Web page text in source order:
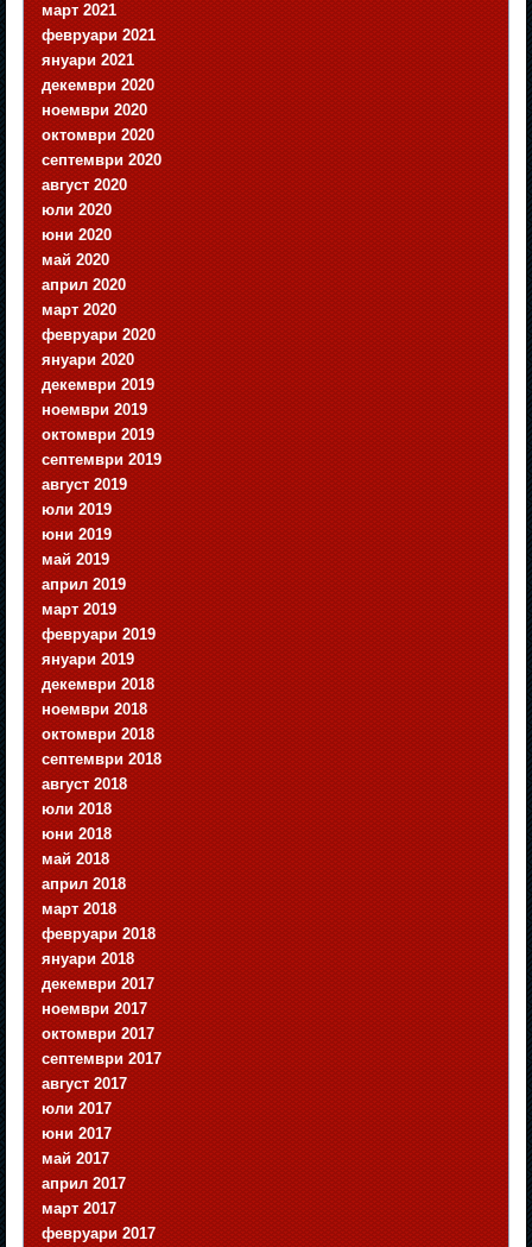
март 2021
февруари 2021
януари 2021
декември 2020
ноември 2020
октомври 2020
септември 2020
август 2020
юли 2020
юни 2020
май 2020
април 2020
март 2020
февруари 2020
януари 2020
декември 2019
ноември 2019
октомври 2019
септември 2019
август 2019
юли 2019
юни 2019
май 2019
април 2019
март 2019
февруари 2019
януари 2019
декември 2018
ноември 2018
октомври 2018
септември 2018
август 2018
юли 2018
юни 2018
май 2018
април 2018
март 2018
февруари 2018
януари 2018
декември 2017
ноември 2017
октомври 2017
септември 2017
август 2017
юли 2017
юни 2017
май 2017
април 2017
март 2017
февруари 2017